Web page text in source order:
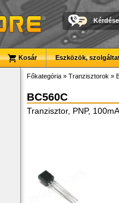
Kosár Eszközök,
Főkategória » Tranzisztorok »
BC560C
Tranzisztor, PNP,